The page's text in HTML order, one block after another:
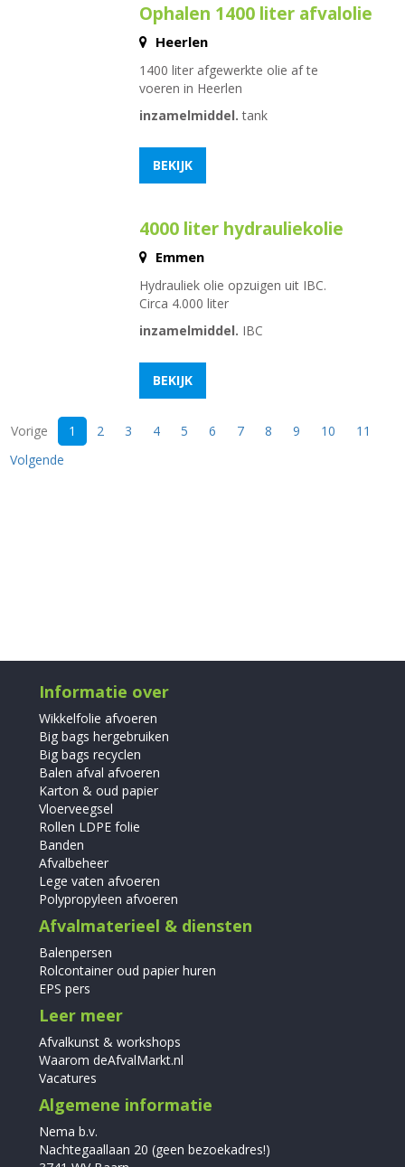
Ophalen 1400 liter afvalolie
Heerlen
1400 liter afgewerkte olie af te
voeren in Heerlen
inzamelmiddel. tank
BEKIJK
4000 liter hydrauliekolie
Emmen
Hydrauliek olie opzuigen uit IBC.
Circa 4.000 liter
inzamelmiddel. IBC
BEKIJK
Vorige 1 (current)
2 3 4 5 6 7 8 9 10
11
Volgende
Informatie over
Wikkelfolie afvoeren
Big bags hergebruiken
Big bags recyclen
Balen afval afvoeren
Karton & oud papier
Vloerveegsel
Rollen LDPE folie
Banden
Afvalbeheer
Lege vaten afvoeren
Polypropyleen afvoeren
Afvalmaterieel & diensten
Balenpersen
Rolcontainer oud papier huren
EPS pers
Leer meer
Afvalkunst & workshops
Waarom deAfvalMarkt.nl
Vacatures
Algemene informatie
Nema b.v.
Nachtegaallaan 20 (geen bezoekadres!)